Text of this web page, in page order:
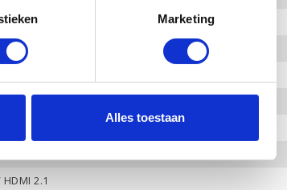
Marketing
Alles toestaan
4 luidsprekers
2.1